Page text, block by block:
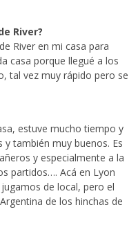
River?
River en mi casa para
casa porque llegué a los
tal vez muy rápido pero se
estuve mucho tiempo y
también muy buenos. Es
y especialmente a la
partidos…. Acá en Lyon
de local, pero el
de los hinchas de